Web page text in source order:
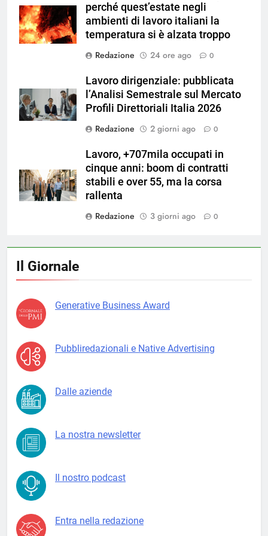
perché quest’estate negli
ambienti di lavoro italiani la
temperatura si è alzata troppo
Redazione
24 ore ago 0
Lavoro dirigenziale: pubblicata
l’Analisi Semestrale sul Mercato
Profili Direttoriali Italia 2026
Redazione
2 giorni ago 0
Lavoro, +707mila occupati in
cinque anni: boom di contratti
stabili e over 55, ma la corsa
rallenta
Redazione
3 giorni ago 0
Il Giornale
Generative Business Award
Pubbliredazionali e Native Advertising
Dalle aziende
La nostra newsletter
Il nostro podcast
Entra nella redazione